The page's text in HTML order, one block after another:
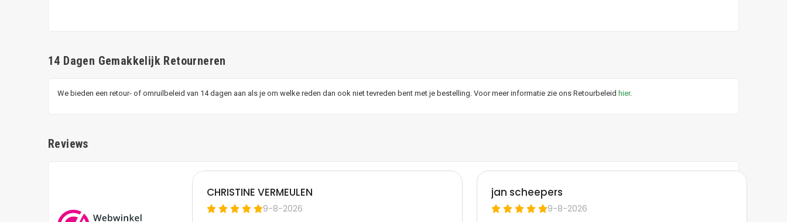
14 Dagen Gemakkelijk Retourneren
We bieden een retour- of omruilbeleid van 14 dagen aan als je om welke reden dan ook niet tevreden bent met je bestelling. Voor meer informatie zie ons Retourbeleid hier.
Reviews